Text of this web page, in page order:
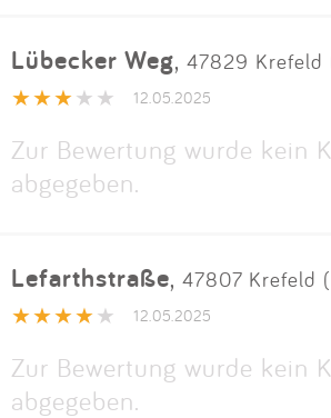
Lübecker Weg, 47829 Krefeld
12.05.2025
Zur Bewertung wurde kein
abgegeben.
Lefarthstraße, 47807 Krefeld
12.05.2025
Zur Bewertung wurde kein
abgegeben.